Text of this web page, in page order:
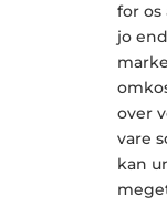
for os
jo
over
vare
kan